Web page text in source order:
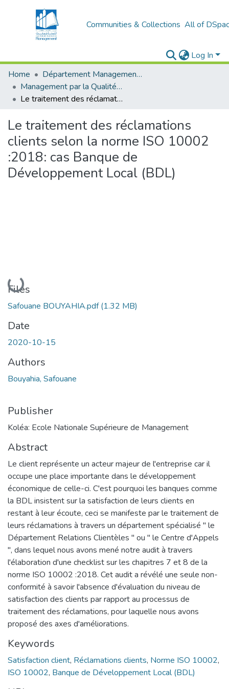
Communities & Collections All of
Log In
Home
Département Management Des Organisations
Management par la Qualité (MPQ)
Le traitement des réclamations clients selon la norme ISO 10002 :2018: cas Banque de Développement Local (BDL)
Le traitement des réclamations
clients selon la norme ISO 10002
:2018: cas Banque de
Développement Local (BDL)
Loading...
Files
Safouane BOUYAHIA.pdf(1.32 MB)
Date
2020-10-15
Authors
Bouyahia, Safouane
Publisher
Koléa: Ecole Nationale Supérieure de Management
Abstract
Le client représente un acteur majeur de l'entreprise car il
occupe une place importante dans le développement
économique de celle-ci. C'est pourquoi les banques comme
la BDL insistent sur la satisfaction de leurs clients en
restant à leur écoute, ceci se manifeste par le traitement de
leurs réclamations à travers un département spécialisé " le
Département Relations Clientèles " ou " le Centre d'Appels
", dans lequel nous avons mené notre audit à travers
l'élaboration d'une checklist sur les chapitres 7 et 8 de la
norme ISO 10002 :2018. Cet audit a révélé une seule non-
conformité à savoir l'absence d'évaluation du niveau de
satisfaction des clients par rapport au processus de
traitement des réclamations, pour laquelle nous avons
proposé des axes d'améliorations.
Keywords
Satisfaction client, Réclamations clients, Norme ISO 10002,
ISO 10002, Banque de Développement Local (BDL)